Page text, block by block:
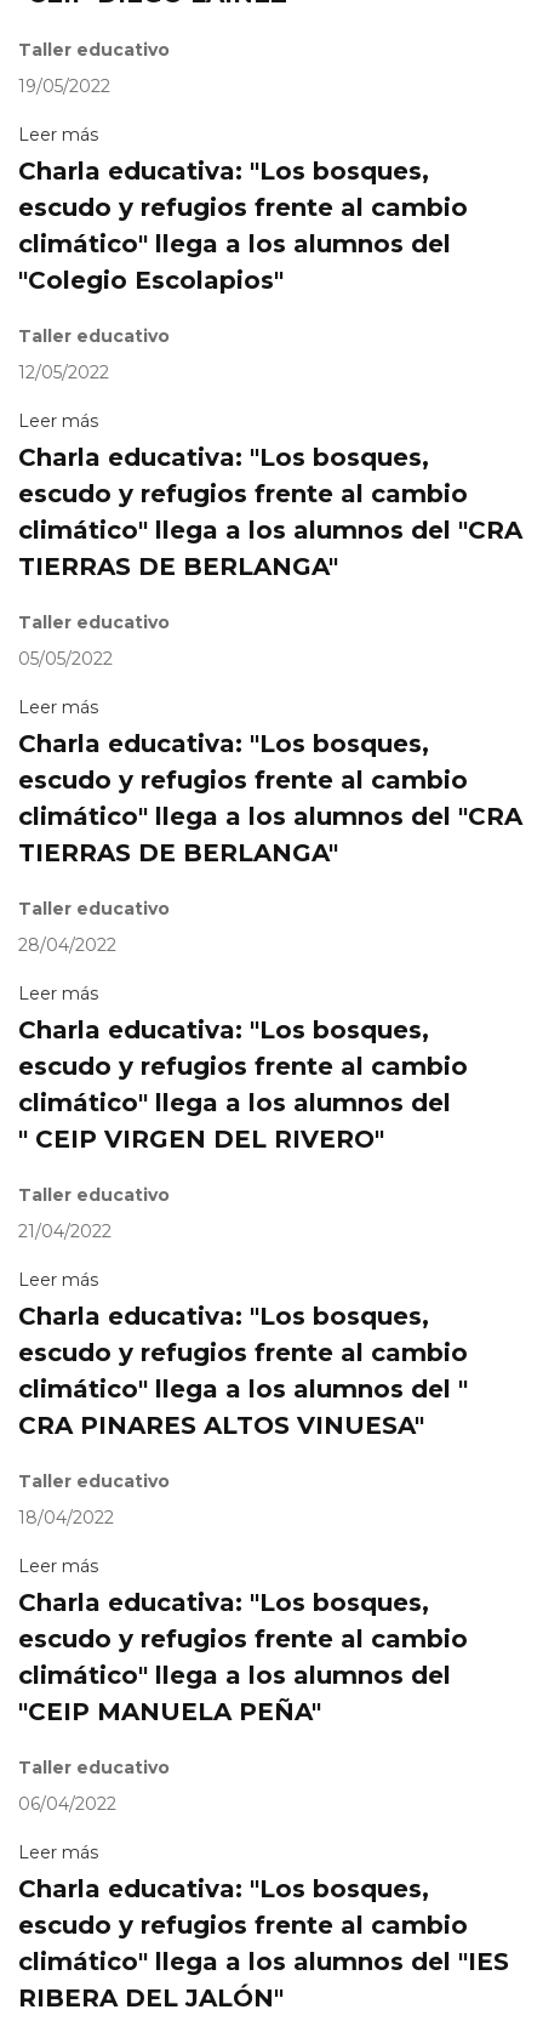
Taller educativo
19/05/2022
Leer más
Charla educativa: "Los bosques,
escudo y refugios frente al cambio
climático" llega a los alumnos del
"Colegio Escolapios"
Taller educativo
12/05/2022
Leer más
Charla educativa: "Los bosques,
escudo y refugios frente al cambio
climático" llega a los alumnos del "CRA
TIERRAS DE BERLANGA"
Taller educativo
05/05/2022
Leer más
Charla educativa: "Los bosques,
escudo y refugios frente al cambio
climático" llega a los alumnos del "CRA
TIERRAS DE BERLANGA"
Taller educativo
28/04/2022
Leer más
Charla educativa: "Los bosques,
escudo y refugios frente al cambio
climático" llega a los alumnos del
" CEIP VIRGEN DEL RIVERO"
Taller educativo
21/04/2022
Leer más
Charla educativa: "Los bosques,
escudo y refugios frente al cambio
climático" llega a los alumnos del "
CRA PINARES ALTOS VINUESA"
Taller educativo
18/04/2022
Leer más
Charla educativa: "Los bosques,
escudo y refugios frente al cambio
climático" llega a los alumnos del
"CEIP MANUELA PEÑA"
Taller educativo
06/04/2022
Leer más
Charla educativa: "Los bosques,
escudo y refugios frente al cambio
climático" llega a los alumnos del "IES
RIBERA DEL JALÓN"